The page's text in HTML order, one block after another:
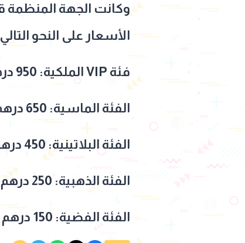
وكانت الجهة المنظمة
الأسعار على النحو
فئة VIP الملكية: 950 درهم إماراتي.
الفئة الماسية: 650 درهم إماراتي.
الفئة البلاتينية: 450 درهم إماراتي.
الفئة الذهبية: 250 درهم إماراتي.
الفئة الفضية: 150 درهم إماراتي فقط.